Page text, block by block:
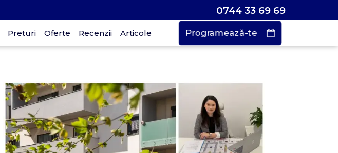
0744 33 69 69
Preturi Oferte Recenzii Articole Programează-te
Durează doar
30 de secunde